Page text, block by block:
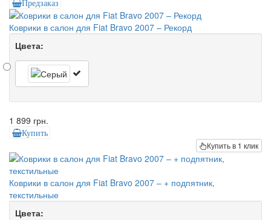
Предзаказ
Коврики в салон для Fiat Bravo 2007 – Рекорд
Цвета:
1 899 грн.
Купить
Купить в 1 клик
Коврики в салон для Fiat Bravo 2007 – + подпятник,
текстильные
Цвета: